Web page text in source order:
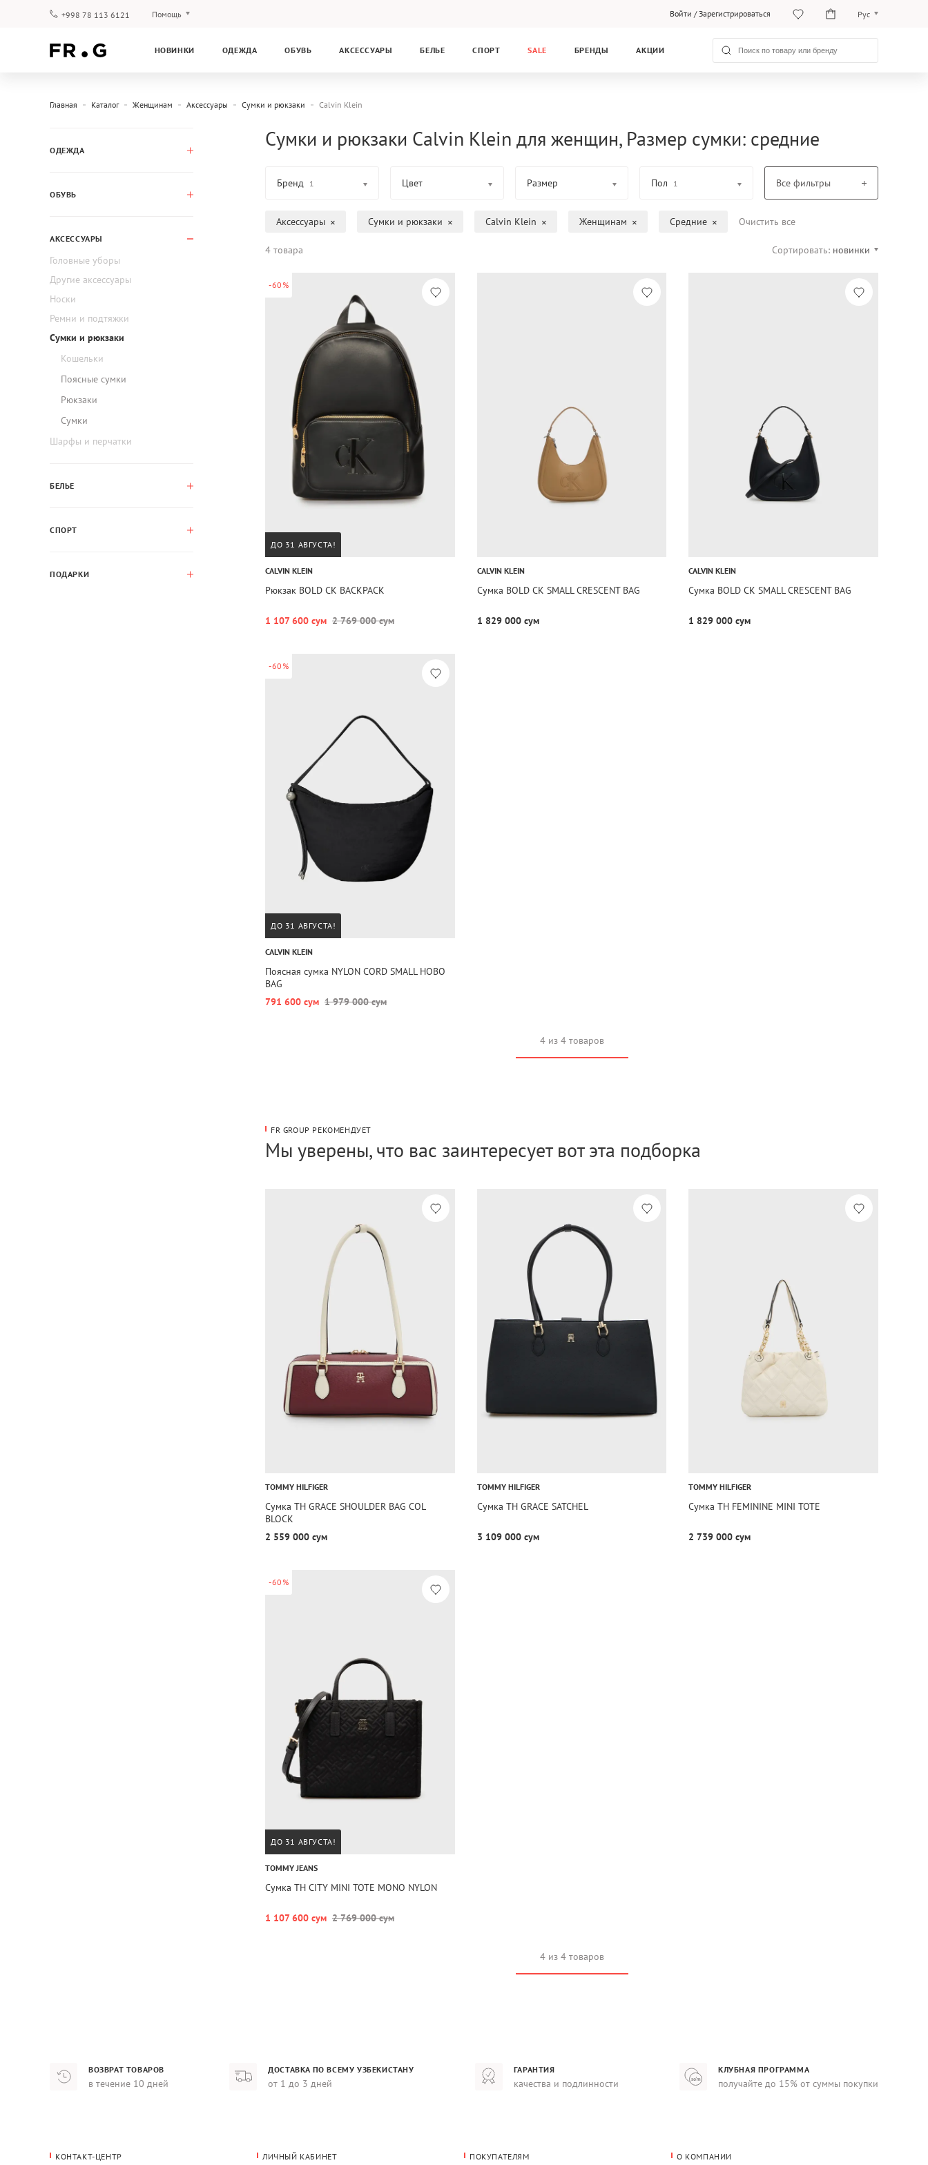
+998 78 113 6121 Помощь Войти /Зарегистрироваться Рус
Рус
НОВИНКИ ОДЕЖДА ОБУВЬ АКСЕССУАРЫ БЕЛЬЕ СПОРТ SALE БРЕНДЫ АКЦИИ
Главная Каталог Женщинам Аксессуары Сумки и рюкзаки Calvin Klein
ОДЕЖДА
ОБУВЬ
АКСЕССУАРЫ
Головные уборы
Другие аксессуары
Носки
Ремни и подтяжки
Сумки и рюкзаки
Кошельки
Поясные сумки
Рюкзаки
Сумки
Шарфы и перчатки
БЕЛЬЕ
СПОРТ
ПОДАРКИ
Сумки и рюкзаки Calvin Klein для женщин, Размер сумки: средние
Бренд 1 Цвет Размер Пол 1 Все фильтры
Аксессуары Сумки и рюкзаки Calvin Klein Женщинам Средние Очистить все
4 товара Сортировать: новинки
-60%
ДО 31 АВГУСТА!
CALVIN KLEIN
Рюкзак BOLD CK BACKPACK
1 107 600 сум 2 769 000 сум
CALVIN KLEIN
Сумка BOLD CK SMALL CRESCENT BAG
1 829 000 сум
CALVIN KLEIN
Сумка BOLD CK SMALL CRESCENT BAG
1 829 000 сум
-60%
ДО 31 АВГУСТА!
CALVIN KLEIN
Поясная сумка NYLON CORD SMALL HOBO
BAG
791 600 сум 1 979 000 сум
4 из 4 товаров
FR GROUP РЕКОМЕНДУЕТ
Мы уверены, что вас заинтересует вот эта подборка
TOMMY HILFIGER
Сумка TH GRACE SHOULDER BAG COL
BLOCK
2 559 000 сум
TOMMY HILFIGER
Сумка TH GRACE SATCHEL
3 109 000 сум
TOMMY HILFIGER
Сумка TH FEMININE MINI TOTE
2 739 000 сум
-60%
ДО 31 АВГУСТА!
TOMMY JEANS
Сумка TH CITY MINI TOTE MONO NYLON
1 107 600 сум 2 769 000 сум
4 из 4 товаров
ВОЗВРАТ ТОВАРОВ
в течение 10 дней
ДОСТАВКА ПО ВСЕМУ УЗБЕКИСТАНУ
от 1 до 3 дней
ГАРАНТИЯ
качества и подлинности
КЛУБНАЯ ПРОГРАММА
получайте до 15% от суммы покупки
КОНТАКТ-ЦЕНТР ЛИЧНЫЙ КАБИНЕТ ПОКУПАТЕЛЯМ О КОМПАНИИ